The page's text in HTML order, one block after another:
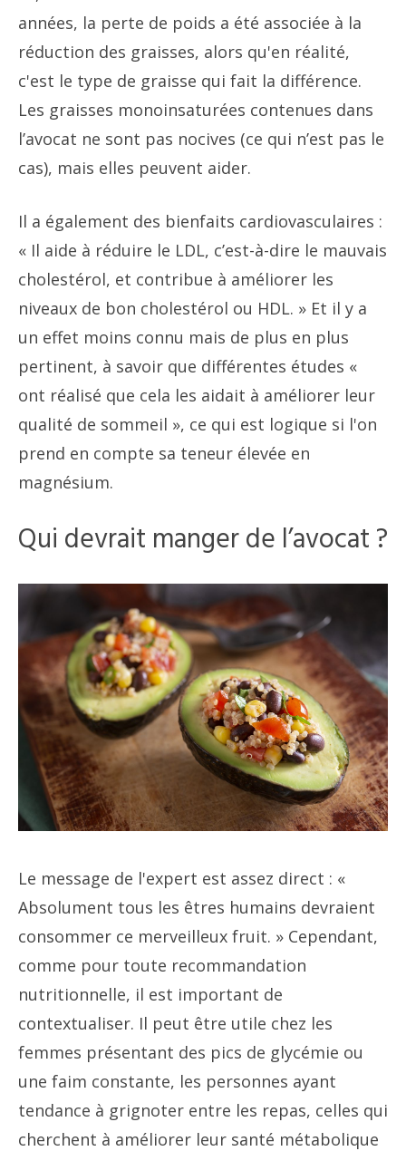
années, la perte de poids a été associée à la
réduction des graisses, alors qu'en réalité,
c'est le type de graisse qui fait la différence.
Les graisses monoinsaturées contenues dans
l’avocat ne sont pas nocives (ce qui n’est pas le
cas), mais elles peuvent aider.
Il a également des bienfaits cardiovasculaires :
« Il aide à réduire le LDL, c’est-à-dire le mauvais
cholestérol, et contribue à améliorer les
niveaux de bon cholestérol ou HDL. » Et il y a
un effet moins connu mais de plus en plus
pertinent, à savoir que différentes études «
ont réalisé que cela les aidait à améliorer leur
qualité de sommeil », ce qui est logique si l'on
prend en compte sa teneur élevée en
magnésium.
Qui devrait manger de l’avocat ?
Le message de l'expert est assez direct : «
Absolument tous les êtres humains devraient
consommer ce merveilleux fruit. » Cependant,
comme pour toute recommandation
nutritionnelle, il est important de
contextualiser. Il peut être utile chez les
femmes présentant des pics de glycémie ou
une faim constante, les personnes ayant
tendance à grignoter entre les repas, celles qui
cherchent à améliorer leur santé métabolique